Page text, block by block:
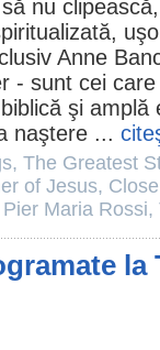
nu
Anne
- sunt cei
şi amplă
naştere ...
, The Greatest
of Jesus,
Pier Maria Rossi,
la